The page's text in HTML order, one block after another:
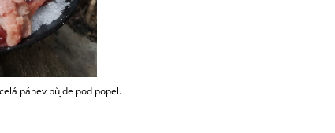
pánev půjde pod popel.